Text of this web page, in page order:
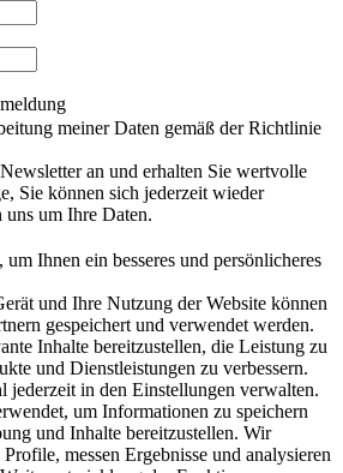
meiner Daten gemäß der Richtlinie
an und erhalten Sie wertvolle
Sie können sich jederzeit wieder
um Ihre Daten.
Ihnen ein besseres und persönlicheres
und Ihre Nutzung der Website können
gespeichert und verwendet werden.
Inhalte bereitzustellen, die Leistung zu
und Dienstleistungen zu verbessern.
jederzeit in den Einstellungen verwalten.
um Informationen zu speichern
und Inhalte bereitzustellen. Wir
messen Ergebnisse und analysieren